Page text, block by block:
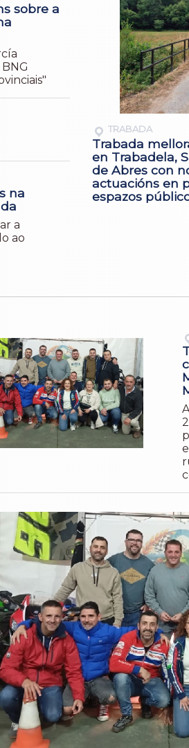
sobre a
na
a
ao
TRABADA
Trabada
en Trabadela,
de Abres con
actuacións en
espazos